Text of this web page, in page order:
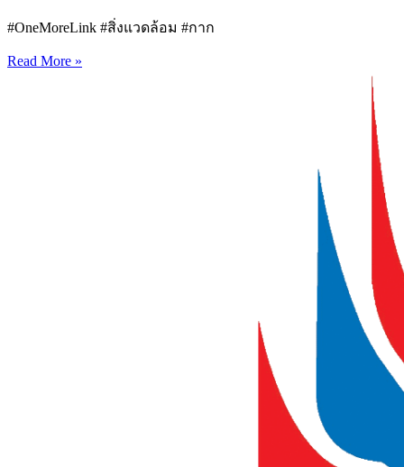
#OneMoreLink #สิ่งแวดล้อม #กาก
Read More »